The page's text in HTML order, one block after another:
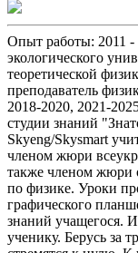
Опыт работы: 2011 -
экологического
теоретической
преподаватель
2018-2020, 2021-
студии знаний
Skyeng/Skysmart
членом жюри
также членом жюри
по физике. Уроки
графического
знаний учащегося.
ученику. Берусь за